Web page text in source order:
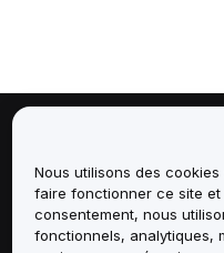
Services
Nous utilisons des
faire fonctionner ce site
consentement, nous
fonctionnels, analytiques,